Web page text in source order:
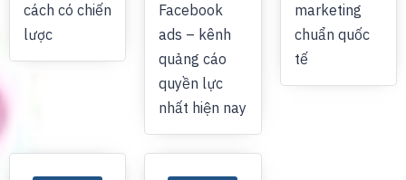
cách có chiến
lược
Facebook
ads – kênh
quảng cáo
quyền lực
nhất hiện nay
marketing
chuẩn quốc
tế